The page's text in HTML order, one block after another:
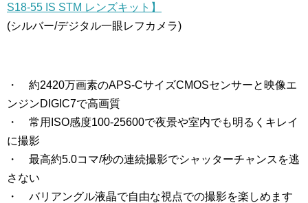
S18-55 IS STM レンズキット】
(シルバー/デジタル一眼レフカメラ)
・ 約2420万画素のAPS-CサイズCMOSセンサーと映像エ
ンジンDIGIC7で高画質
・ 常用ISO感度100-25600で夜景や室内でも明るくキレイ
に撮影
・ 最高約5.0コマ/秒の連続撮影でシャッターチャンスを逃
さない
・ バリアングル液晶で自由な視点での撮影を楽しめます